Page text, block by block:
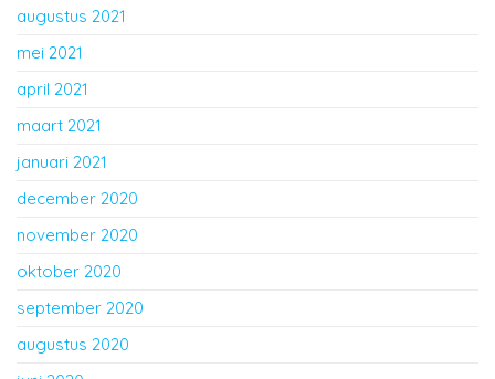
augustus 2021
mei 2021
april 2021
maart 2021
januari 2021
december 2020
november 2020
oktober 2020
september 2020
augustus 2020